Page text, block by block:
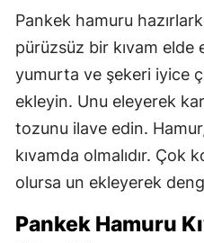
Pankek hamuru
pürüzsüz bir kıvam elde
yumurta ve şekeri iyice
ekleyin. Unu eleyerek
tozunu ilave edin.
kıvamda olmalıdır. Çok
olursa un ekleyerek
Pankek Hamuru